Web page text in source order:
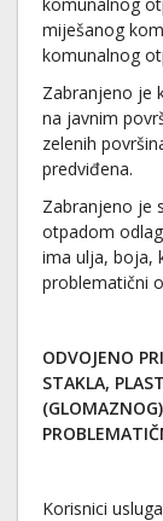
miješanog
komunalnog
Zabranjeno je
na javnim
zelenih
predviđena.
Zabranjeno je
otpadom
ima ulja, boja,
problematični
ODVOJENO
STAKLA,
Korisnici